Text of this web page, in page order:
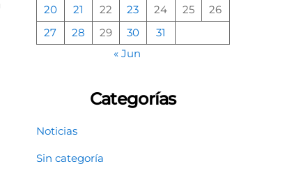
20
21 22 23 24 25
26
27
28 29 30
31
« Jun
Categorías
Noticias
Sin categoría